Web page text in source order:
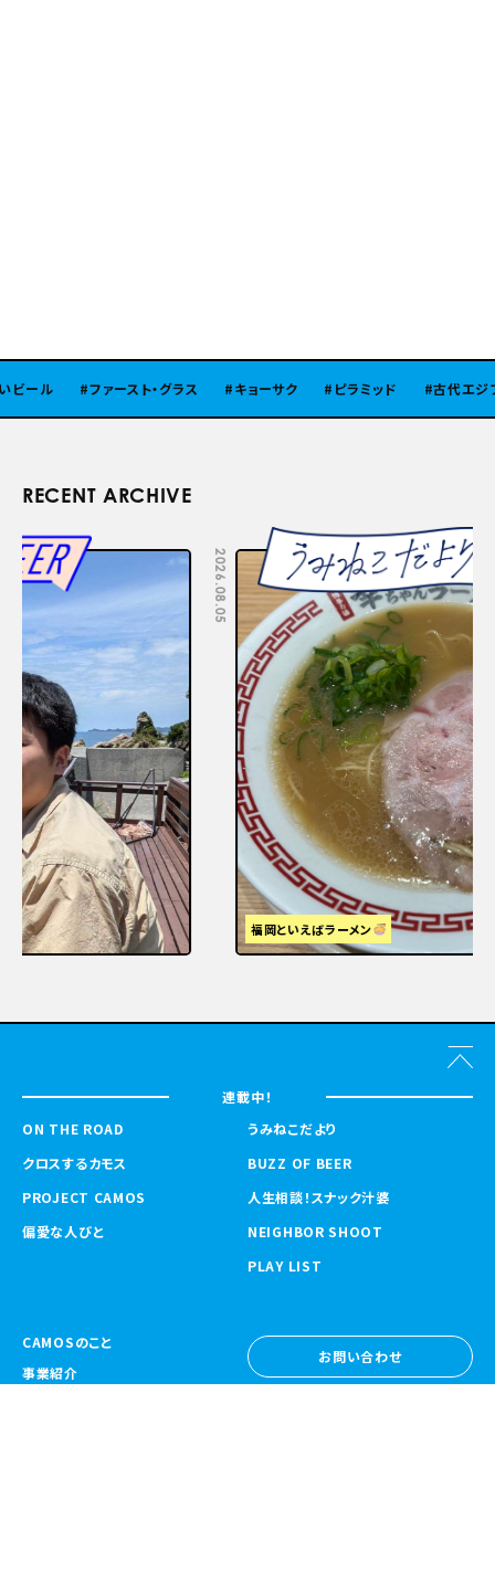
ール ファースト・グラス キョーサク ピラミッド 古代エジプト
RECENT ARCHIVE
2026.08.05
福岡といえばラーメン
2026.07.29
連載中！
ON THE ROAD
クロスするカモス
PROJECT CAMOS
偏愛な人びと
うみねこだより
BUZZ OF BEER
人生相談！スナック汁婆
NEIGHBOR SHOOT
PLAY LIST
CAMOSのこと
事業紹介
お問い合わせ